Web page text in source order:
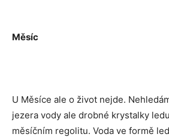
Měsíc
U Měsíce ale o život nejde.
jezera vody ale drobné krystalky
měsíčním regolitu. Voda ve formě